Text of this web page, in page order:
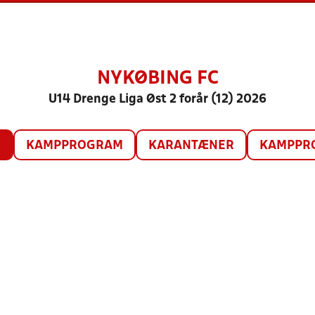
NYKØBING FC
U14 Drenge Liga Øst 2 forår (12) 2026
KAMPPROGRAM KARANTÆNER